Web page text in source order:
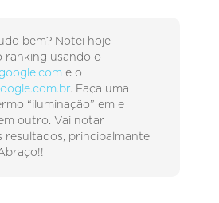
bem? Notei hoje
ranking usando o
e o
. Faça uma
“iluminação” em e
outro. Vai notar
resultados, principalmante